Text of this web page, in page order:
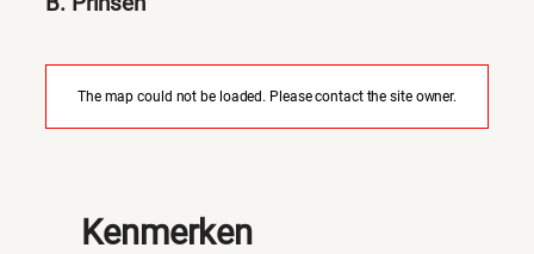
The map could not be loaded. Please contact the site owner.
Kenmerken